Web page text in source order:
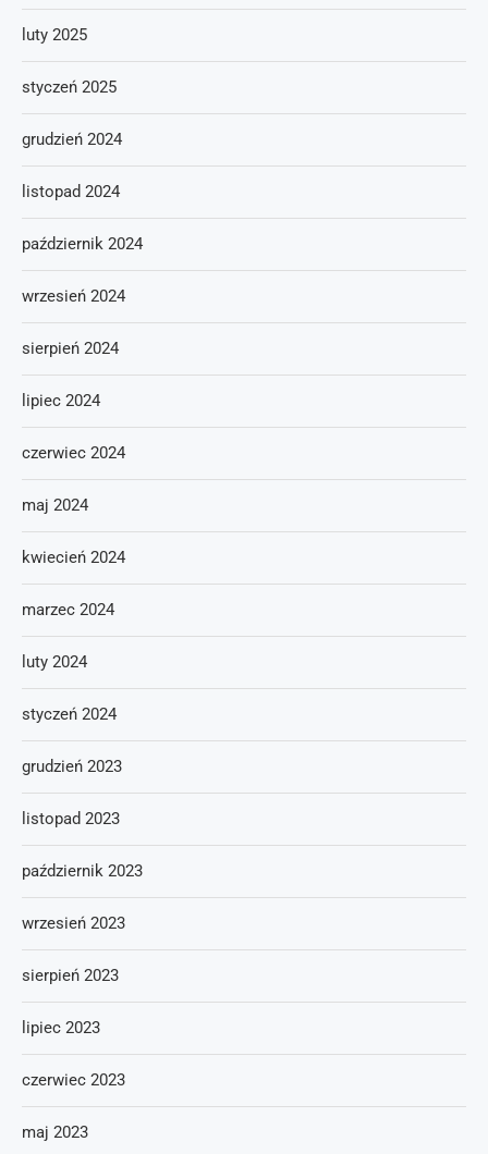
luty 2025
styczeń 2025
grudzień 2024
listopad 2024
październik 2024
wrzesień 2024
sierpień 2024
lipiec 2024
czerwiec 2024
maj 2024
kwiecień 2024
marzec 2024
luty 2024
styczeń 2024
grudzień 2023
listopad 2023
październik 2023
wrzesień 2023
sierpień 2023
lipiec 2023
czerwiec 2023
maj 2023